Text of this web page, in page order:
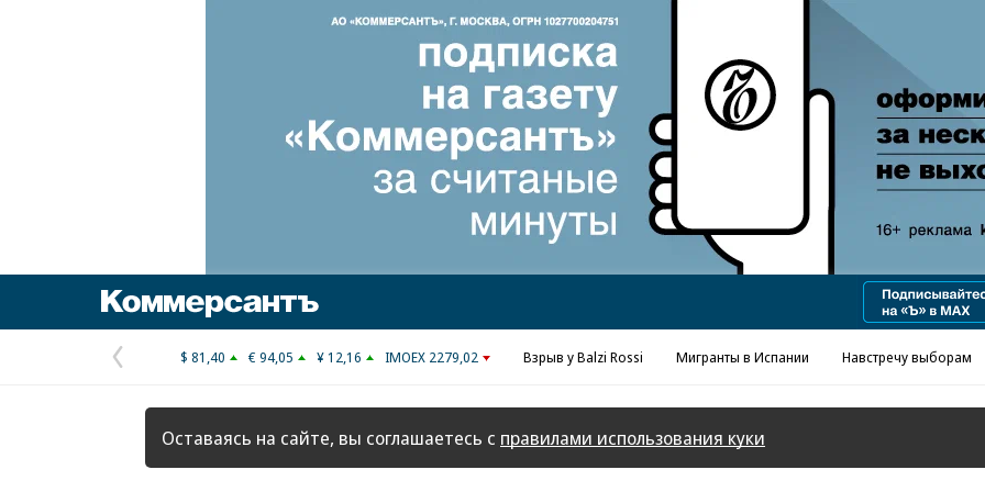
Реклама в «Ъ» www.kommersant.ru/ad
Предыдущая
страница
$ 81,40 € 94,05 ¥ 12,16 IMOEX 2279,02 Взрыв у Balzi Rossi Мигранты в Испании Навстречу выборам
Оставаясь на сайте, вы соглашаетесь с правилами использования куки